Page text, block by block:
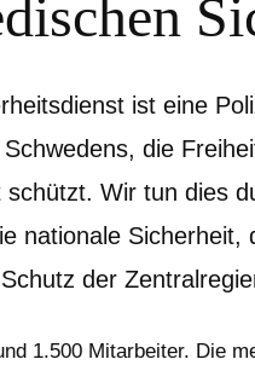
ist eine
die
Wir tun dies
nationale Sicherheit,
der
1.500 Mitarbeiter. Die